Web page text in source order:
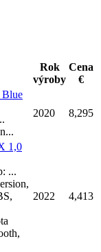
Rok
výroby
Cena
€
Blue
2020 8,295
1,0
...
2022 4,413